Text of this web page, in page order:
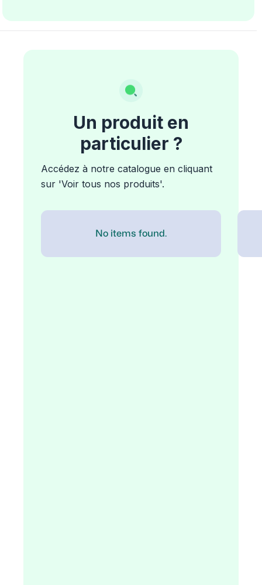
Un produit en
particulier ?
Accédez à notre catalogue en cliquant
sur 'Voir tous nos produits'.
No items found.